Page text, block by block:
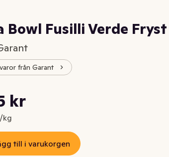
Bowl Fusilli Verde Fryst
från Garant
pris är: 37,95 kr
kr
kg
kr /kg
till i varukorgen